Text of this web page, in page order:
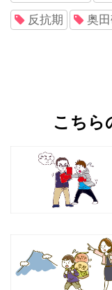
反抗期 奥
こちら